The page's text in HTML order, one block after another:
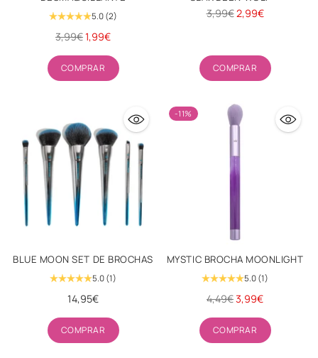
5.0 (2)
Precio
3,99€1,99€
COMPRAR
Cantidad
Precio
3,99€2,99€
COMPRAR
Cantidad
BLUE MOON SET DE BROCHAS
5.0 (1)
14,95€
COMPRAR
Cantidad
-11%
MYSTIC BROCHA MOONLIGHT
5.0 (1)
Precio
4,49€3,99€
COMPRAR
Cantidad